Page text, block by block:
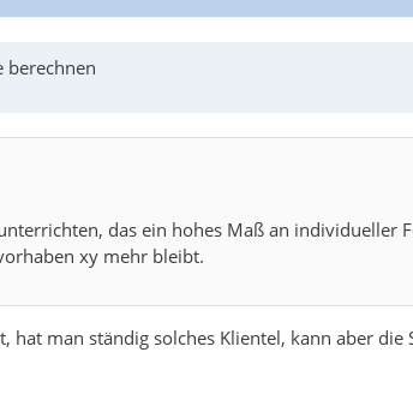
berechnen
das ein hohes Maß an
xy mehr bleibt.
hat man ständig solches Klientel, kann aber